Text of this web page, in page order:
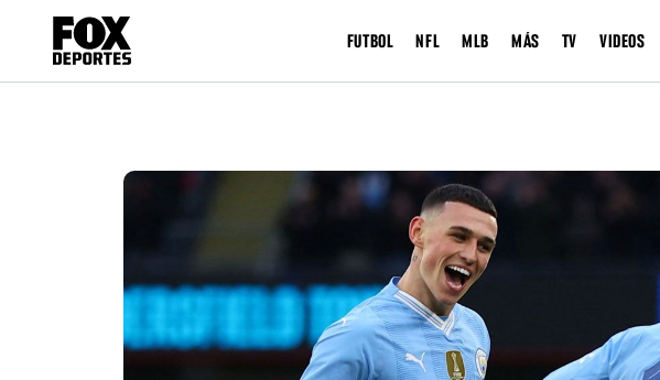
FUTBOL NFL MLB MÁS TV VIDEOS